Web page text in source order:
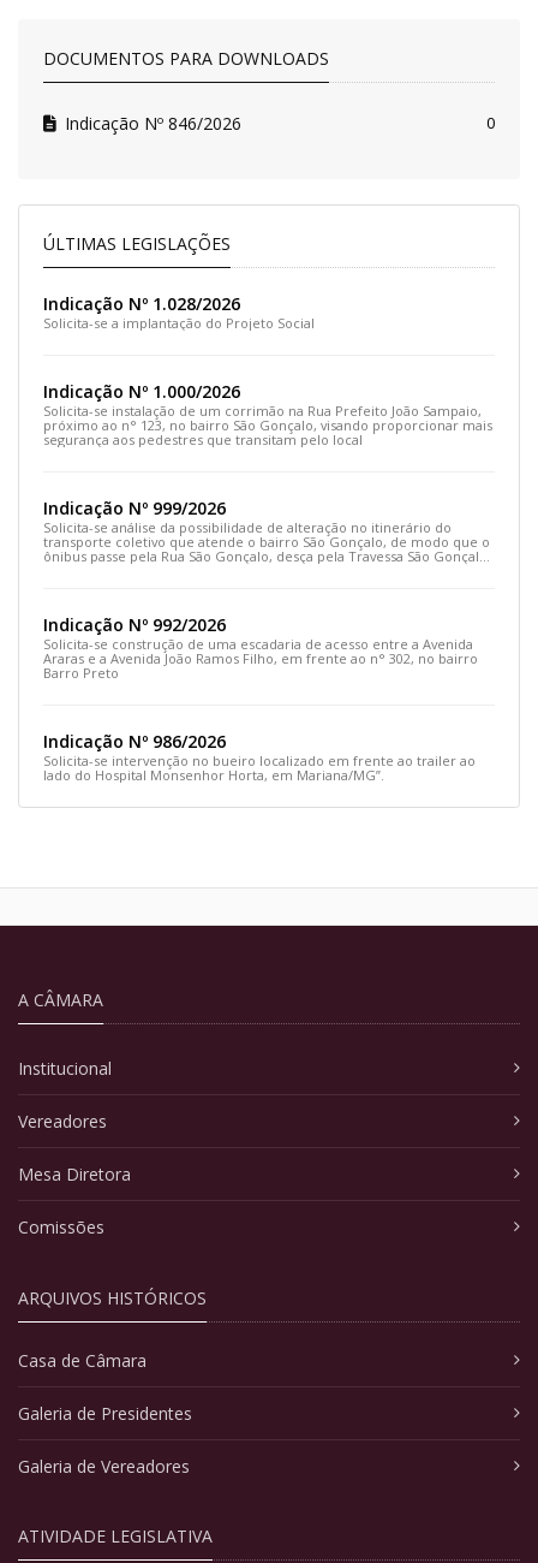
DOCUMENTOS PARA DOWNLOADS
Indicação Nº 846/2026 0
ÚLTIMAS LEGISLAÇÕES
Indicação Nº 1.028/2026
Solicita-se a implantação do Projeto Social
Indicação Nº 1.000/2026
Solicita-se instalação de um corrimão na Rua Prefeito João Sampaio,
próximo ao n° 123, no bairro São Gonçalo, visando proporcionar mais
segurança aos pedestres que transitam pelo local
Indicação Nº 999/2026
Solicita-se análise da possibilidade de alteração no itinerário do
transporte coletivo que atende o bairro São Gonçalo, de modo que o
ônibus passe pela Rua São Gonçalo, desça pela Travessa São Gonçalo
Indicação Nº 992/2026
Solicita-se construção de uma escadaria de acesso entre a Avenida
Araras e a Avenida João Ramos Filho, em frente ao n° 302, no bairro
Barro Preto
Indicação Nº 986/2026
Solicita-se intervenção no bueiro localizado em frente ao trailer ao
lado do Hospital Monsenhor Horta, em Mariana/MG”.
A CÂMARA
Institucional
Vereadores
Mesa Diretora
Comissões
ARQUIVOS HISTÓRICOS
Casa de Câmara
Galeria de Presidentes
Galeria de Vereadores
ATIVIDADE LEGISLATIVA